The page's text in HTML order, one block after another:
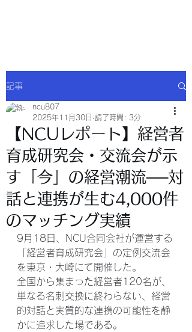
記事
【NCUレポート】経営者
育成研究会・交流会が示
す「今」の経営潮流──対
話と連携が生む4,000件
のマッチング実績
ncu807
2025年11月30日 読了時間: 3分
9月18日、NCU合同会社が運営する
「経営者育成研究会」の定例交流会
を東京・大崎にて開催した。
全国から集まった経営者120名が、
単なる名刺交換に終わらない、経営
的対話と実質的な連携の可能性を静
かに追求した場である。